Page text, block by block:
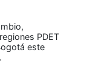
PDET
este